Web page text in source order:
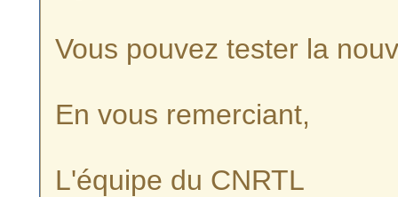
Vous pouvez tester la
En vous remerciant,
L'équipe du CNRTL